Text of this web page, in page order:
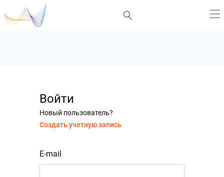
Войти
Новый пользователь?
Создать учетную запись
E-mail